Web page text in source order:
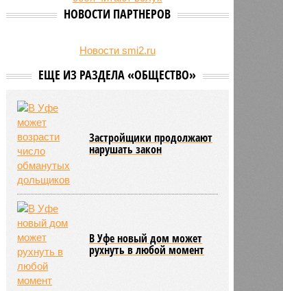
НОВОСТИ ПАРТНЕРОВ
Новости smi2.ru
ЕЩЕ ИЗ РАЗДЕЛА «ОБЩЕСТВО»
Застройщики продолжают
нарушать закон
В Уфе новый дом может
рухнуть в любой момент